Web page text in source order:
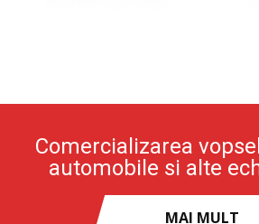
Comercializarea
automobile si alte
MAI MULT